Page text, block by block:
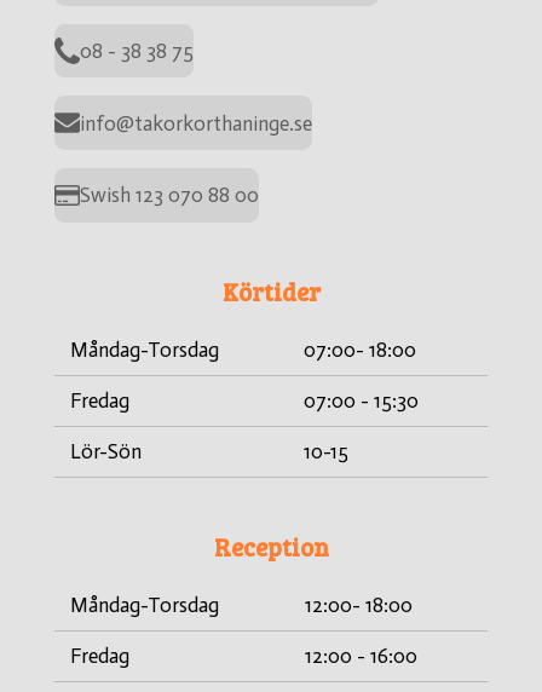
08 - 38 38 75
info@takorkorthaninge.se
Swish 123 070 88 00
Körtider
Måndag-Torsdag 07:00- 18:00
Fredag 07:00 - 15:30
Lör-Sön 10-15
Reception
Måndag-Torsdag 12:00- 18:00
Fredag 12:00 - 16:00